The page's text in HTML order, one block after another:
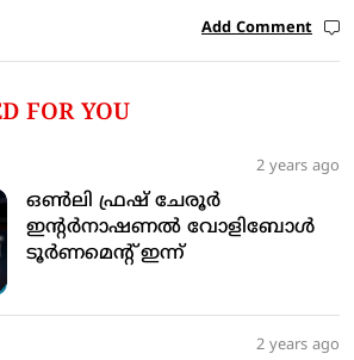
Add Comment
FOR YOU
2 years ago
ഒണ്‍ലി ഫ്രഷ് ചേരൂര്‍
ഇന്റര്‍നാഷണല്‍ വോളിബോള്‍
ടൂര്‍ണമെന്റ് ഇന്ന്
2 years ago